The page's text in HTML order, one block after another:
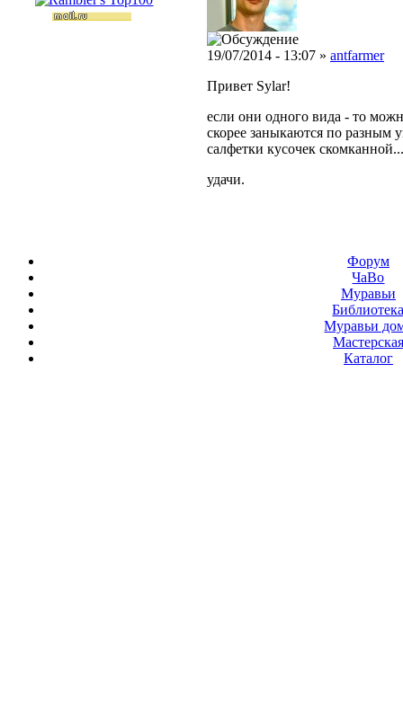
19/07/2014 - 13:07 » antfarmer
Привет Sylar!
если они одного вида - то
скорее заныкаются по разным
салфетки кусочек скомканной...
удачи.
Форум
ЧаВо
Муравьи
Муравьи
Мастерская
Каталог